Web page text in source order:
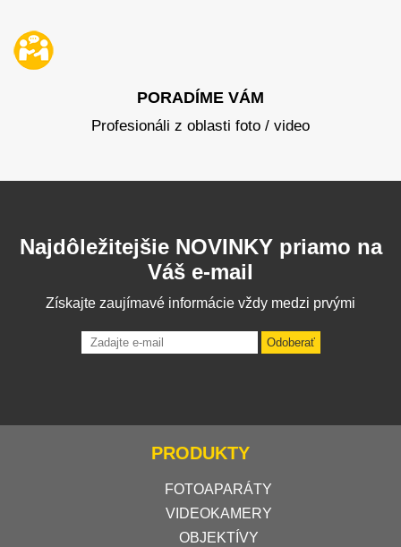
PORADÍME VÁM
Profesionáli z oblasti foto / video
Najdôležitejšie NOVINKY priamo na
Váš e-mail
Získajte zaujímavé informácie vždy medzi prvými
Odoberať
PRODUKTY
FOTOAPARÁTY
VIDEOKAMERY
OBJEKTÍVY